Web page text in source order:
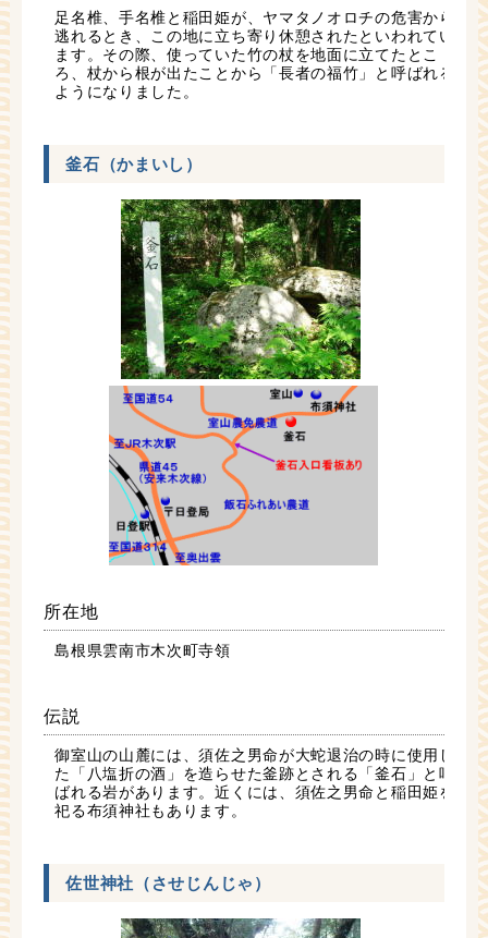
足名椎、手名椎と稲田姫が、ヤマタノオロチの危害から
逃れるとき、この地に立ち寄り休憩されたといわれてい
ます。その際、使っていた竹の杖を地面に立てたとこ
ろ、杖から根が出たことから「長者の福竹」と呼ばれる
ようになりました。
釜石（かまいし）
所在地
島根県雲南市木次町寺領
伝説
御室山の山麓には、須佐之男命が大蛇退治の時に使用し
た「八塩折の酒」を造らせた釜跡とされる「釜石」と呼
ばれる岩があります。近くには、須佐之男命と稲田姫を
祀る布須神社もあります。
佐世神社（させじんじゃ）